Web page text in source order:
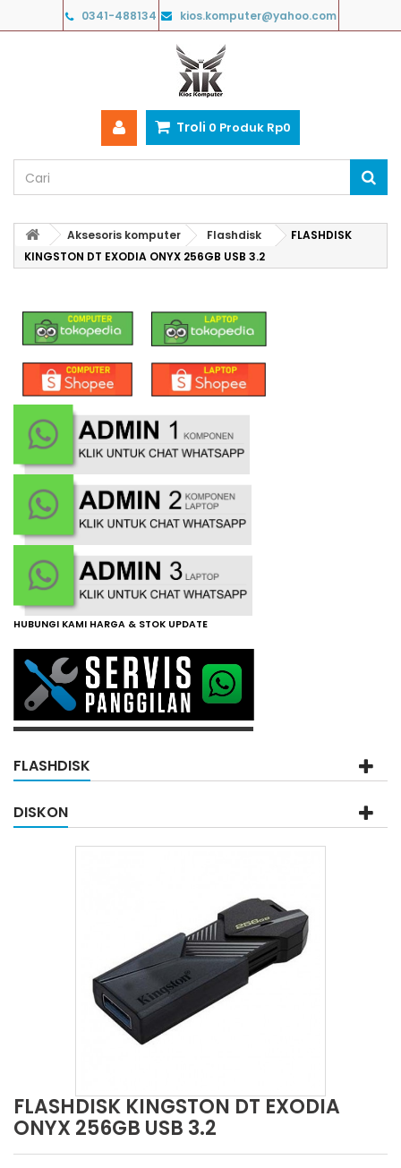
0341-488134 kios.komputer@yahoo.com
Troli 0 Produk Rp‎0
Aksesoris komputer Flashdisk
FLASHDISK
KINGSTON DT EXODIA ONYX 256GB USB 3.2
HUBUNGI KAMI HARGA & STOK UPDATE
FLASHDISK
DISKON
FLASHDISK KINGSTON DT EXODIA
ONYX 256GB USB 3.2